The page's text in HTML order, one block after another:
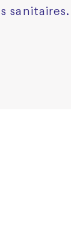
sanitaires.